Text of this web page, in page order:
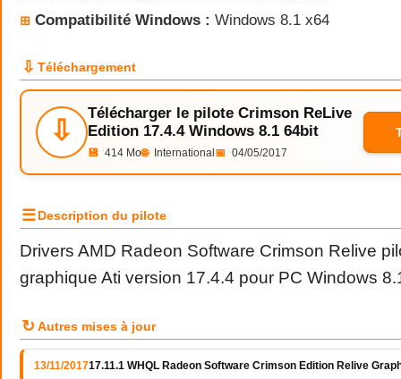
⊞ Compatibilité Windows : Windows 8.1 x64
⇩ Téléchargement
⇩
Télécharger le pilote Crimson ReLive
Edition 17.4.4 Windows 8.1 64bit
💾 414 Mo🌐 International 📅 04/05/2017
☰Description du pilote
Drivers AMD Radeon Software Crimson Relive
graphique Ati version 17.4.4 pour PC Windows
↻ Autres mises à jour
13/11/201717.11.1 WHQL Radeon Software Crimson Edition Relive